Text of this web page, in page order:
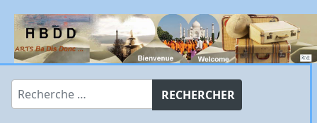
Rechercher
RECHERCHER